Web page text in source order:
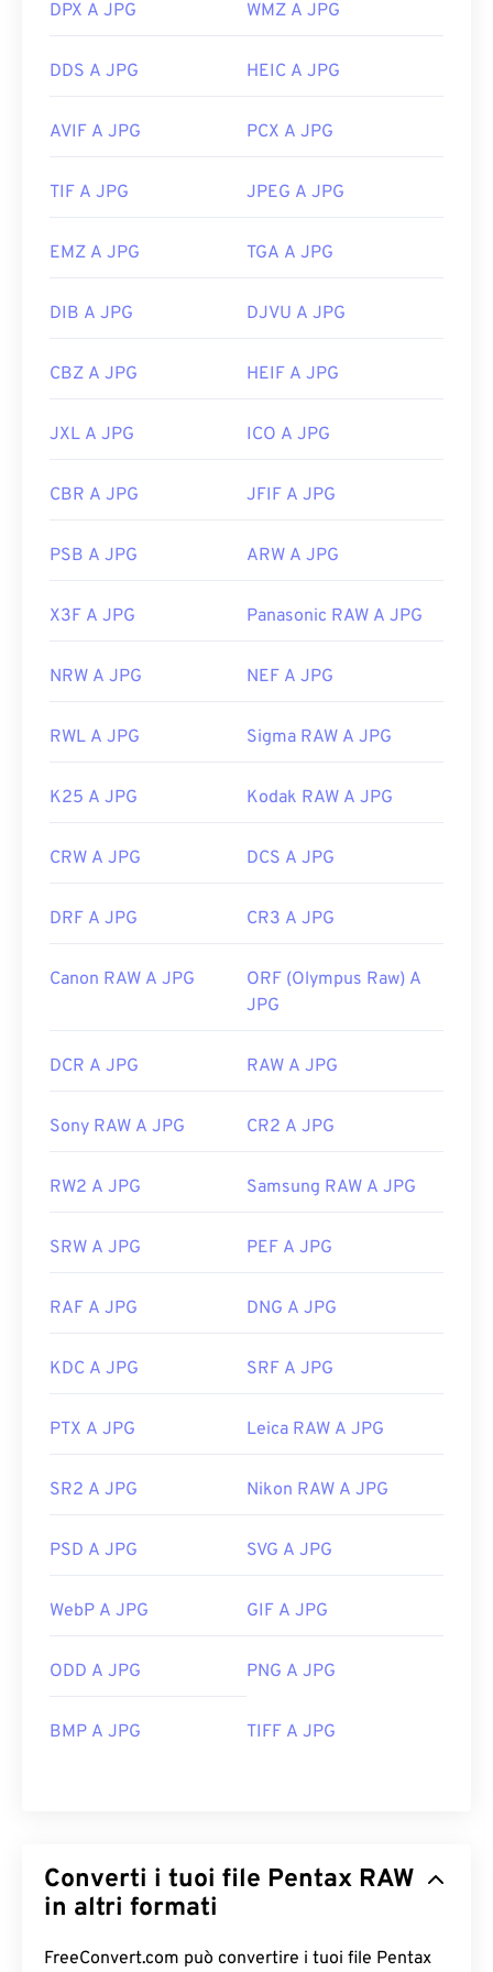
Strumenti JPG correlati:
colori dalle immagini
DPX A JPG WMZ A JPG
DDS A JPG HEIC A JPG
AVIF A JPG PCX A JPG
TIF A JPG JPEG A JPG
EMZ A JPG TGA A JPG
DIB A JPG DJVU A JPG
CBZ A JPG HEIF A JPG
JXL A JPG ICO A JPG
CBR A JPG JFIF A JPG
PSB A JPG ARW A JPG
X3F A JPG Panasonic RAW A JPG
NRW A JPG NEF A JPG
RWL A JPG Sigma RAW A JPG
K25 A JPG Kodak RAW A JPG
CRW A JPG DCS A JPG
DRF A JPG CR3 A JPG
Canon RAW A JPG
ORF (Olympus Raw) A
JPG
DCR A JPG RAW A JPG
Sony RAW A JPG CR2 A JPG
RW2 A JPG Samsung RAW A JPG
SRW A JPG PEF A JPG
RAF A JPG DNG A JPG
KDC A JPG SRF A JPG
PTX A JPG Leica RAW A JPG
SR2 A JPG Nikon RAW A JPG
PSD A JPG SVG A JPG
WebP A JPG GIF A JPG
ODD A JPG PNG A JPG
BMP A JPG TIFF A JPG
Converti i tuoi file Pentax RAW
in altri formati
FreeConvert.com può convertire i tuoi file Pentax